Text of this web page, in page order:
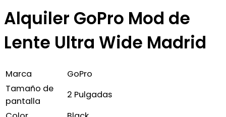
Alquiler GoPro Mod de
Lente Ultra Wide Madrid
Marca
GoPro
Tamaño de
pantalla
2 Pulgadas